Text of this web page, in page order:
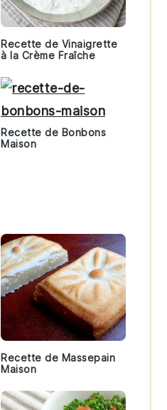
Recette de Vinaigrette
à la Crème Fraîche
Recette de Bonbons
Maison
Recette de Massepain
Maison